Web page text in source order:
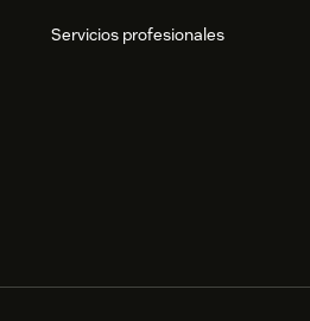
Servicios profesionales